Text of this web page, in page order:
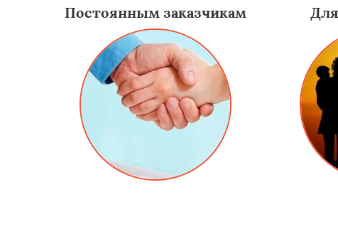
Постоянным заказчикам